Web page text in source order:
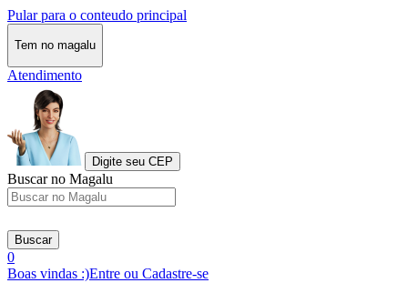
Pular para o conteudo principal
Tem no magalu
Atendimento
Digite seu CEP
Buscar no Magalu
Buscar
0
Boas vindas :)Entre ou Cadastre-se